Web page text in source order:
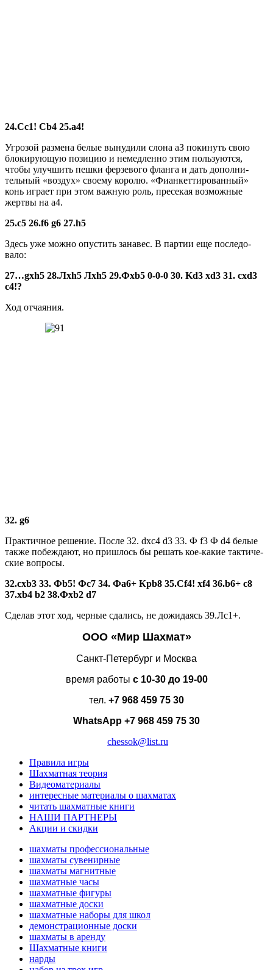
24.Cc1! Cb4 25.a4!
Угрозой размена белые вы­нудили слона аЗ покинуть свою
блокирующую позицию и не­медленно этим пользуются,
чтобы улучшить пешки фер­зевого фланга и дать дополни­
тельный «воздух» своему коро­лю. «Фианкеттированный»
конь играет при этом важную роль, пресекая возможные
жертвы на а4.
25.с5 26.f6 g6 27.h5
Здесь уже можно опустить занавес. В партии еще последо­
вало:
27…gxh5 28.Лxh5 Лхh5 29.Фхb5 0-0-0 30. Kd3 xd3 31. cxd3
с4!?
Ход отчаяния.
32. g6
Практичное решение. После 32. dxc4 d3 33. Ф f3 Ф d4 белые
также побеждают, но пришлось бы решать кое-какие тактиче­
ские вопросы.
32.cxb3 33. Фb5! Фc7 34. Фа6+ Крb8 35.Сf4! хf4 36.b6+ с8
37.хb4 b2 38.Фхb2 d7
Сделав этот ход, черные сда­лись, не дожидаясь 39.Лс1+.
ООО «Мир Шахмат»
Санкт-Петербург и Москва
время работы с 10-30 до 19-00
тел. +7 968 459 75 30
WhatsApp +7 968 459 75 30
chessok@list.ru
Правила игры
Шахматная теория
Видеоматериалы
интересные материалы о шахматах
читать шахматные книги
НАШИ ПАРТНЕРЫ
Акции и скидки
шахматы профессиональные
шахматы сувенирные
шахматы магнитные
шахматные часы
шахматные фигуры
шахматные доски
шахматные наборы для школ
демонстрационные доски
шахматы в аренду
Шахматные книги
нарды